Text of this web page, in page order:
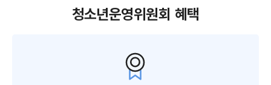
청소년운영위원회 혜택